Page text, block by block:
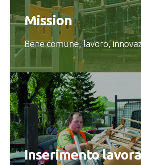
Mission
Bene comune, lavoro,
Inserimento